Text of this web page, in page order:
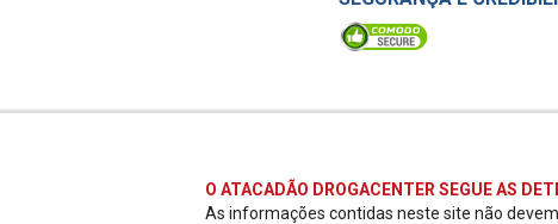
O ATACADÃO DROGACENTER SEGUE AS
As informações contidas neste site não